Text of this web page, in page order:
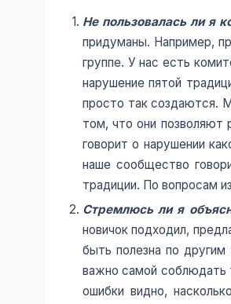
Не пользовалась ли я
придуманы. Например,
группе. У нас есть
нарушение пятой
просто так создаются.
том, что они позволяют
говорит о нарушении
наше сообщество
традиции. По вопросам
Стремлюсь ли я
новичок подходил,
быть полезна по
важно самой соблюдать
ошибки видно,